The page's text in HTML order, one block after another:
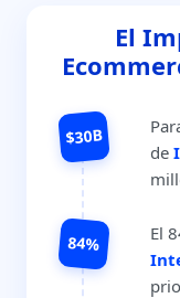
El
$30B
de
84%
El